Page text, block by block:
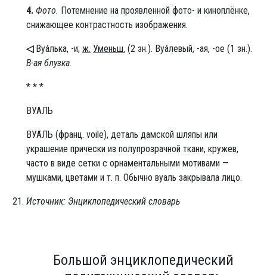
4. Фото. Потемнение на проявленной фото- и киноплёнке,
снижающее контрастность изображения.
◁Вуа́лька, -и; ж. Уменьш. (2 зн.). Вуа́левый, -ая, -ое (1 зн.).
В-ая блузка.
* * *
ВУАЛЬ
ВУА́ЛЬ (франц. voile), деталь дамской шляпы или
украшение прически из полупрозрачной ткани, кружев,
часто в виде сетки с орнаментальными мотивами —
мушками, цветами и т. п. Обычно вуаль закрывала лицо.
Источник: Энциклопедический словарь
Большой энциклопедический